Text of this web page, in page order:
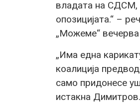
владата на СДСМ,
опозицијата.“ –
„Можеме“
„Има една
коалиција
само придонесе
истакна Димитров.